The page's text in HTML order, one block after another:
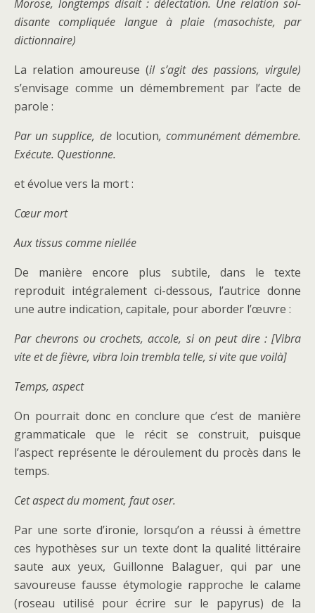
Morose, longtemps disait : délectation. Une relation soi-
disante compliquée langue à plaie (masochiste, par
dictionnaire)
La relation amoureuse (il s’agit des passions, virgule)
s’envisage comme un démembrement par l’acte de
parole :
Par un supplice, de locution, communément démembre.
Exécute. Questionne.
et évolue vers la mort :
Cœur mort
Aux tissus comme niellée
De manière encore plus subtile, dans le texte
reproduit intégralement ci-dessous, l’autrice donne
une autre indication, capitale, pour aborder l’œuvre :
Par chevrons ou crochets, accole, si on peut dire : [Vibra
vite et de fièvre, vibra loin trembla telle, si vite que voilà]
Temps, aspect
On pourrait donc en conclure que c’est de manière
grammaticale que le récit se construit, puisque
l’aspect représente le déroulement du procès dans le
temps.
Cet aspect du moment, faut oser.
Par une sorte d’ironie, lorsqu’on a réussi à émettre
ces hypothèses sur un texte dont la qualité littéraire
saute aux yeux, Guillonne Balaguer, qui par une
savoureuse fausse étymologie rapproche le calame
(roseau utilisé pour écrire sur le papyrus) de la